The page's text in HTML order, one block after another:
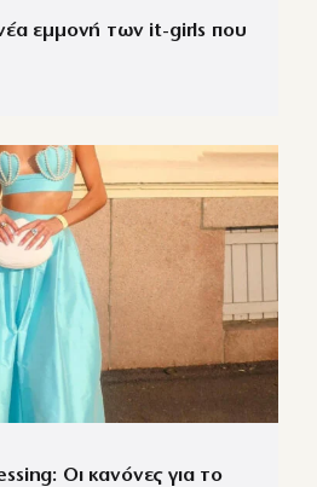
εμμονή των it-girls που
Οι κανόνες για το